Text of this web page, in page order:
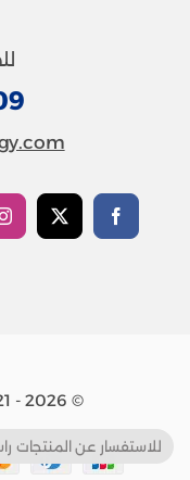
© Copyright 2021 - 2026 بيوتريم EG
للاستفسار عن المنتجات